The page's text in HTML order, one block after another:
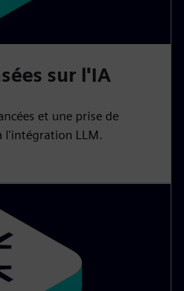
sur l'IA
et une prise de
l'intégration LLM.